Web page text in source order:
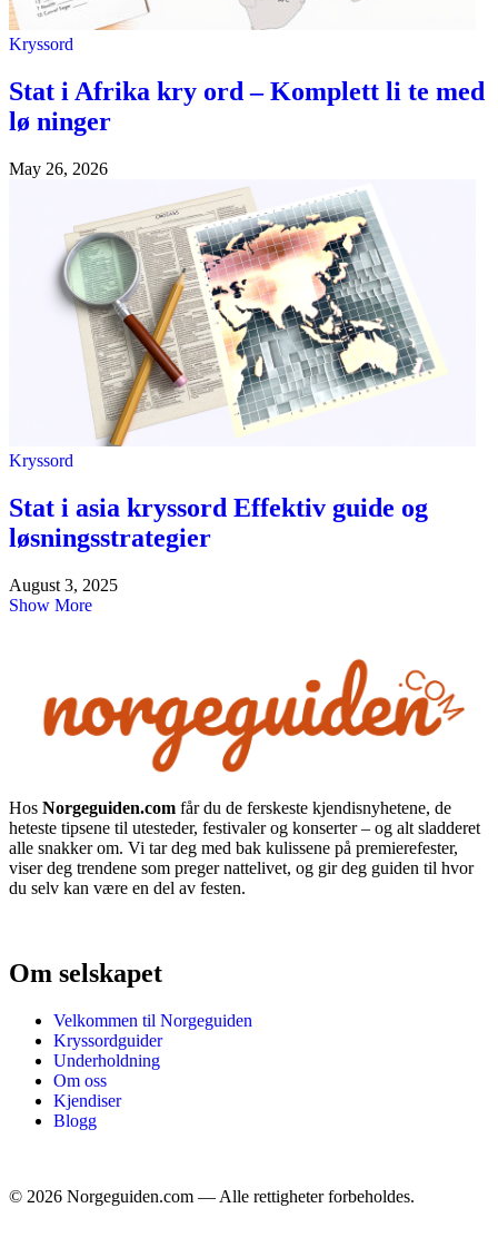
Kryssord
Stat i Afrika kry ord – Komplett li te med
lø ninger
May 26, 2026
Kryssord
Stat i asia kryssord Effektiv guide og
løsningsstrategier
August 3, 2025
Show More
Hos Norgeguiden.com får du de ferskeste kjendisnyhetene, de
heteste tipsene til utesteder, festivaler og konserter – og alt sladderet
alle snakker om. Vi tar deg med bak kulissene på premierefester,
viser deg trendene som preger nattelivet, og gir deg guiden til hvor
du selv kan være en del av festen.
Om selskapet
Velkommen til Norgeguiden
Kryssordguider
Underholdning
Om oss
Kjendiser
Blogg
© 2026 Norgeguiden.com — Alle rettigheter forbeholdes.